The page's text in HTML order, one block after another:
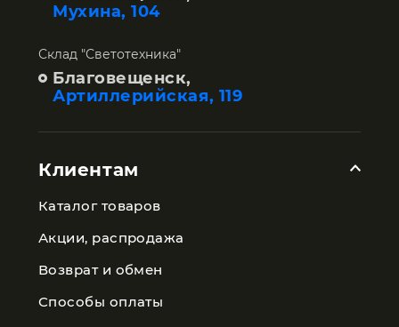
Мухина, 104
Склад "Светотехника"
Благовещенск,
Артиллерийская, 119
Клиентам
Каталог товаров
Акции, распродажа
Возврат и обмен
Способы оплаты